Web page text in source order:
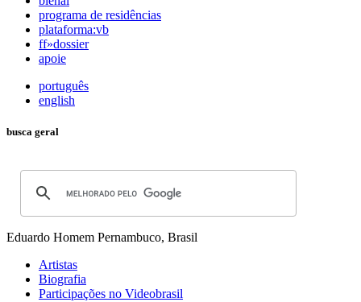
programa de residências
plataforma:vb
ff»dossier
apoie
português
english
busca geral
Eduardo Homem Pernambuco, Brasil
Artistas
Biografia
Participações no Videobrasil